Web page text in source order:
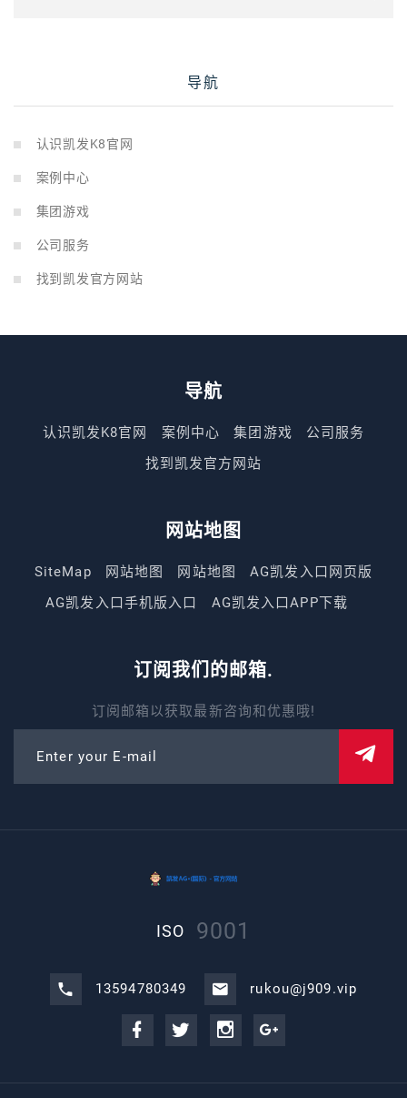
导航
认识凯发K8官网
案例中心
集团游戏
公司服务
找到凯发官方网站
导航
认识凯发K8官网 案例中心 集团游戏
公司服务
找到凯发官方网站
网站地图
SiteMap 网站地图 网站地图
AG凯发入口网页版
AG凯发入口手机版入口
AG凯发入口APP下载
订阅我们的邮箱.
订阅邮箱以获取最新咨询和优惠哦!
Enter your E-mail
ISO 9001
13594780349 rukou@j909.vip